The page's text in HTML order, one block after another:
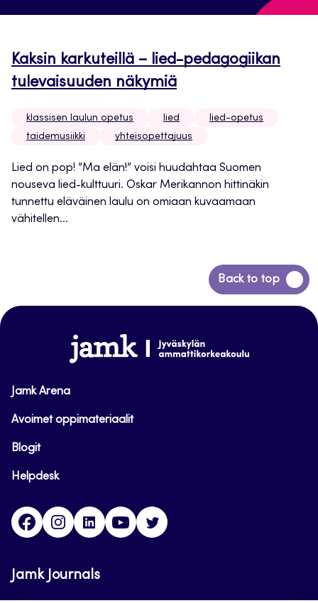
Kaksin karkuteillä – lied-pedagogiikan
tulevaisuuden näkymiä
klassisen laulun opetus lied
lied-opetus
taidemusiikki
yhteisopettajuus
Lied on pop! ”Ma elän!” voisi huudahtaa Suomen
nouseva lied-kulttuuri. Oskar Merikannon hittinäkin
tunnettu eläväinen laulu on omiaan kuvaamaan
vähitellen...
Back to top
Siirry
takaisin
www.jamk.fi
Jamk Arena
Avoimet oppimateriaalit
Blogit
Helpdesk
FacebookInstagram
LinkedInYoutube
Jamk Journals